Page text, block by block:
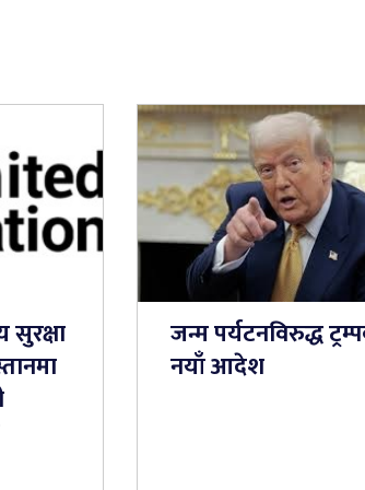
सुरक्षा
जन्म पर्यटनविरुद्ध
नयाँ आदेश